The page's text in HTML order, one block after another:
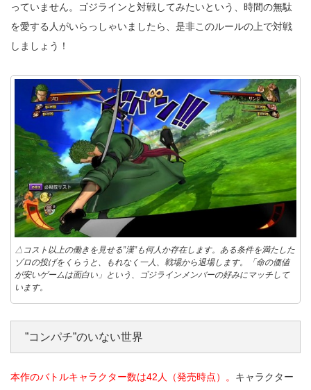
っていません。ゴジラインと対戦してみたいという、時間の無駄
を愛する人がいらっしゃいましたら、是非このルールの上で対戦
しましょう！
△コスト以上の働きを見せる”漢”も何人か存在します。ある条件を満たした
ゾロの投げをくらうと、もれなく一人、戦場から退場します。「命の価値
が安いゲームは面白い」という、ゴジラインメンバーの好みにマッチして
います。
”コンパチ”のいない世界
本作のバトルキャラクター数は42人（発売時点）。 キャラクター